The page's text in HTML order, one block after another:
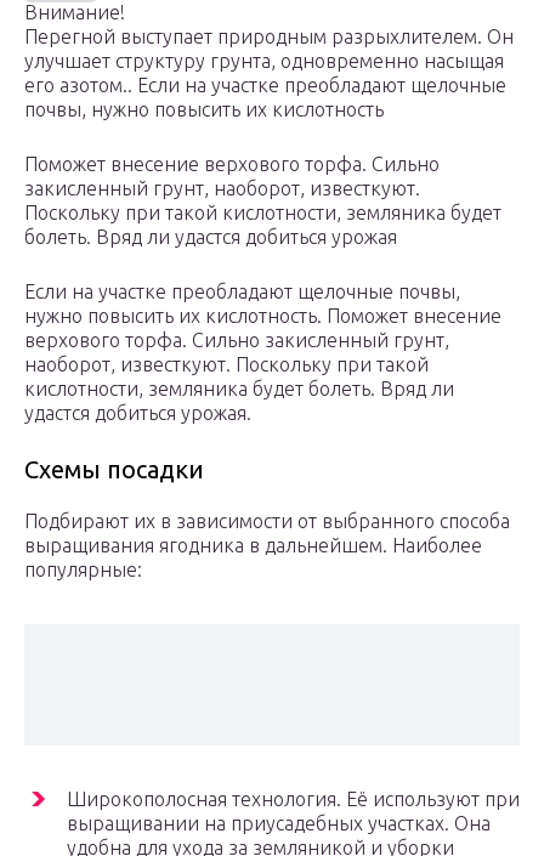
Внимание!
Перегной выступает природным разрыхлителем. Он
улучшает структуру грунта, одновременно насыщая
его азотом.. Если на участке преобладают щелочные
почвы, нужно повысить их кислотность
Поможет внесение верхового торфа. Сильно
закисленный грунт, наоборот, известкуют.
Поскольку при такой кислотности, земляника будет
болеть. Вряд ли удастся добиться урожая
Если на участке преобладают щелочные почвы,
нужно повысить их кислотность. Поможет внесение
верхового торфа. Сильно закисленный грунт,
наоборот, известкуют. Поскольку при такой
кислотности, земляника будет болеть. Вряд ли
удастся добиться урожая.
Схемы посадки
Подбирают их в зависимости от выбранного способа
выращивания ягодника в дальнейшем. Наиболее
популярные:
Широкополосная технология. Её используют при
выращивании на приусадебных участках. Она
удобна для ухода за земляникой и уборки